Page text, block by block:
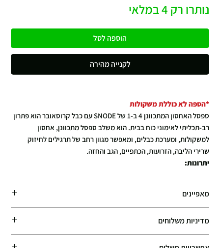
נותרו רק 4 במלאי
הוספה לסל
לקנייה מהירה
*הספה לא כוללת משקולות
ספסל האחסון המתכוונן 4 ב-1 של SNODE עם כבל קרוסאובר הוא פתרון
רב-תכליתי לאימוני כוח בבית. הוא משלב ספסל מתכוונן, אחסון
למשקולות, ומערכת כבלים, ומאפשר מגוון רחב של תרגילים לחיזוק
שרירי הליבה, הזרועות, הכתפיים, הגב והחזה.
יתרונות:
אישית של האימון.
מערכת כבלים מתכווננת:
זרועות כבל מסתובבות עם 7 זוויות ו-3
רמות התנגדות (5-10 ק"ג) מספקות אפשרויות תרגול מגוונות.
חיסכון במקום:עיצוב קומפקטי עם מגשי אחסון למשקולות, מתאים
לרוב המשקולות בשוק.
מאפיינים
מדיניות משלוחים